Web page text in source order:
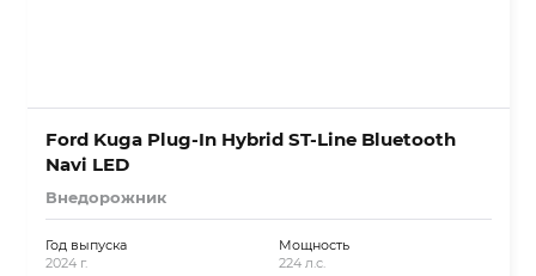
Ford Kuga Plug-In Hybrid ST-Line Bluetooth
Navi LED
Внедорожник
Год выпуска
2024 г.
Мощность
224 л.с.